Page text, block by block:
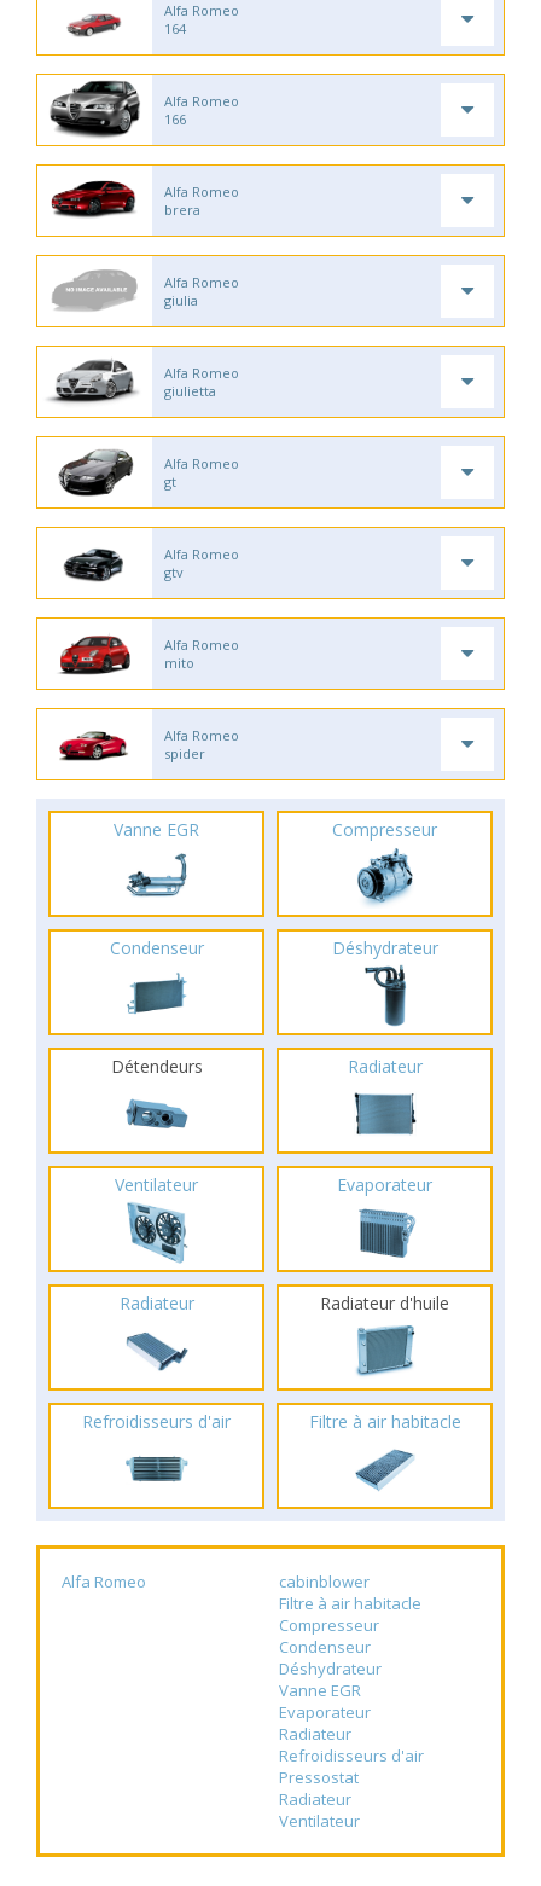
Alfa Romeo
164
Alfa Romeo
166
Alfa Romeo
brera
Alfa Romeo
giulia
Alfa Romeo
giulietta
Alfa Romeo
gt
Alfa Romeo
gtv
Alfa Romeo
mito
Alfa Romeo
spider
Vanne EGR Compresseur
Condenseur Déshydrateur
Détendeurs Radiateur
Ventilateur Evaporateur
Radiateur Radiateur d'huile
Refroidisseurs d'air Filtre à air habitacle
Alfa Romeo
cabinblower
Filtre à air habitacle
Compresseur
Condenseur
Déshydrateur
Vanne EGR
Evaporateur
Radiateur
Refroidisseurs d'air
Pressostat
Radiateur
Ventilateur